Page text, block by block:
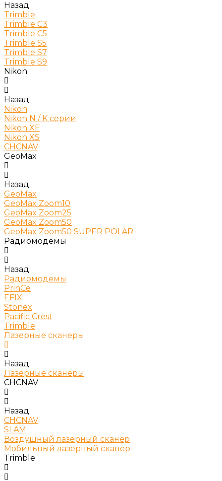
Назад
Trimble
Trimble C3
Trimble C5
Trimble S5
Trimble S7
Trimble S9
Nikon
Назад
Nikon
Nikon N / K серии
Nikon XF
Nikon XS
CHCNAV
GeoMax
Назад
GeoMax
GeoMax Zoom10
GeoMax Zoom25
GeoMax Zoom50
GeoMax Zoom50 SUPER POLAR
Радиомодемы
Назад
Радиомодемы
PrinCe
EFIX
Stonex
Pacific Crest
Trimble
Лазерные сканеры
Назад
Лазерные сканеры
CHCNAV
Назад
CHCNAV
SLAM
Воздушный лазерный сканер
Мобильный лазерный сканер
Trimble